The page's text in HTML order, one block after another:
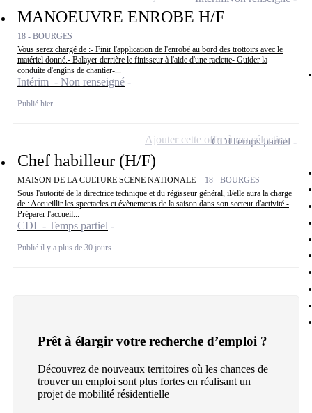
MANOEUVRE ENROBE H/F
18 - BOURGES
Vous serez chargé de :- Finir l'application de l'enrobé au bord des trottoirs avec le
matériel donné.- Balayer derrière le finisseur à l'aide d'une raclette- Guider la
conduite d'engins de chantier-...
Intérim - Non renseigné
Publié hier
Chef habilleur (H/F)
MAISON DE LA CULTURE SCENE NATIONALE - 18 - BOURGES
Sous l'autorité de la directrice technique et du régisseur général, il/elle aura la charge
de : Accueillir les spectacles et évènements de la saison dans son secteur d'activité -
Préparer l'accueil...
CDI - Temps partiel
Publié il y a plus de 30 jours
CDITemps partiel
Ajouter cette offre à ma sélection
Prêt à élargir votre recherche d’emploi ?
Découvrez de nouveaux territoires où les chances de
trouver un emploi sont plus fortes en réalisant un
projet de mobilité résidentielle